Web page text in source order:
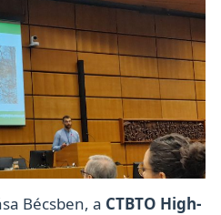
Bécsben, a CTBTO High-